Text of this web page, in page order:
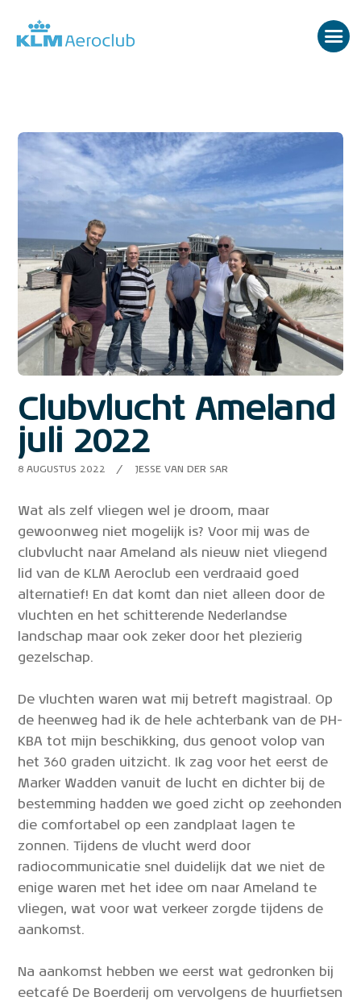
Clubvlucht Ameland
juli 2022
8 AUGUSTUS 2022 JESSE VAN DER SAR
Wat als zelf vliegen wel je droom, maar
gewoonweg niet mogelijk is? Voor mij was de
clubvlucht naar Ameland als nieuw niet vliegend
lid van de KLM Aeroclub een verdraaid goed
alternatief! En dat komt dan niet alleen door de
vluchten en het schitterende Nederlandse
landschap maar ook zeker door het plezierig
gezelschap.
De vluchten waren wat mij betreft magistraal. Op
de heenweg had ik de hele achterbank van de PH-
KBA tot mijn beschikking, dus genoot volop van
het 360 graden uitzicht. Ik zag voor het eerst de
Marker Wadden vanuit de lucht en dichter bij de
bestemming hadden we goed zicht op zeehonden
die comfortabel op een zandplaat lagen te
zonnen. Tijdens de vlucht werd door
radiocommunicatie snel duidelijk dat we niet de
enige waren met het idee om naar Ameland te
vliegen, wat voor wat verkeer zorgde tijdens de
aankomst.
Na aankomst hebben we eerst wat gedronken bij
eetcafé De Boerderij om vervolgens de huurfietsen